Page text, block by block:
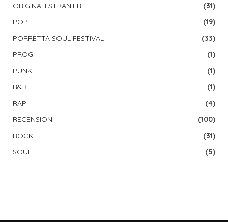
ORIGINALI STRANIERE
(31)
POP
(19)
PORRETTA SOUL FESTIVAL
(33)
PROG
(1)
PUNK
(1)
R&B
(1)
RAP
(4)
RECENSIONI
(100)
ROCK
(31)
SOUL
(5)